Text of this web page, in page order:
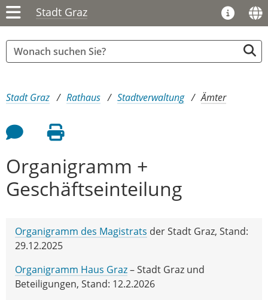
Stadt Graz
Sie sind hier:
Stadt Graz Rathaus Stadtverwaltung Ämter
Feedback an Autor
Seite drucken
Organigramm +
Geschäftseinteilung
Organigramm des Magistrats der Stadt Graz, Stand:
29.12.2025
Organigramm Haus Graz– Stadt Graz und
Beteiligungen, Stand: 12.2.2026